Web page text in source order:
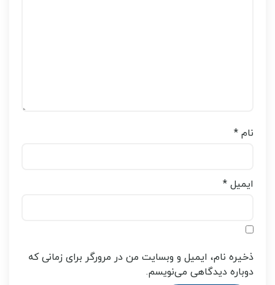
نام *
ایمیل *
ذخیره نام، ایمیل و وبسایت من در مرورگر برای زمانی که
دوباره دیدگاهی می‌نویسم.